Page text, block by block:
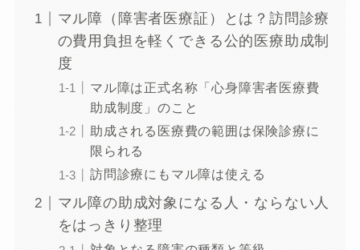
マル障（障害者医療証）とは？訪問診療
の費用負担を軽くできる公的医療助成制
度
マル障は正式名称「心身障害者医療費
助成制度」のこと
助成される医療費の範囲は保険診療に
限られる
訪問診療にもマル障は使える
マル障の助成対象になる人・ならない人
をはっきり整理